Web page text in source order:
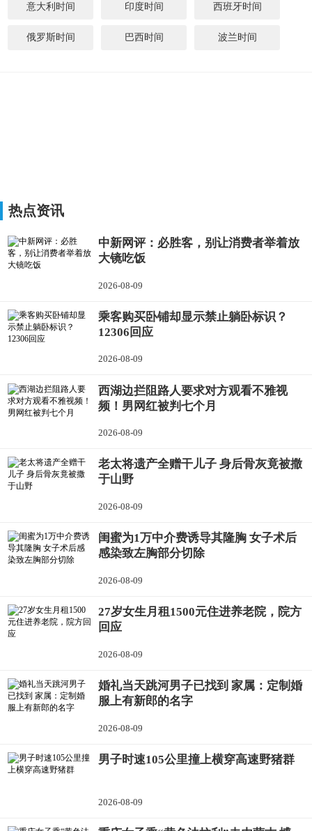
意大利时间 印度时间 西班牙时间
俄罗斯时间 巴西时间 波兰时间
热点资讯
中新网评：必胜客，别让消费者举着放
大镜吃饭
2026-08-09
乘客购买卧铺却显示禁止躺卧标识？
12306回应
2026-08-09
西湖边拦阻路人要求对方观看不雅视
频！男网红被判七个月
2026-08-09
老太将遗产全赠干儿子 身后骨灰竟被撒
于山野
2026-08-09
闺蜜为1万中介费诱导其隆胸 女子术后
感染致左胸部分切除
2026-08-09
27岁女生月租1500元住进养老院，院方
回应
2026-08-09
婚礼当天跳河男子已找到 家属：定制婚
服上有新郎的名字
2026-08-09
男子时速105公里撞上横穿高速野猪群
2026-08-09